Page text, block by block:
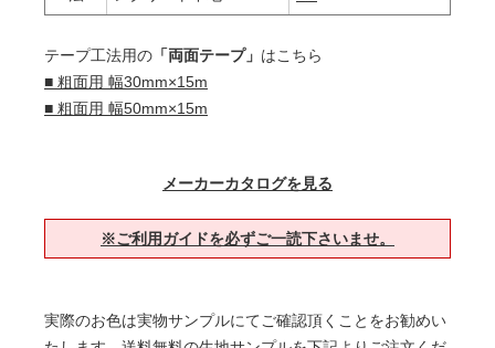
テープ工法用の 「両面テープ」 はこちら
■ 粗面用 幅30mm×15m
■ 粗面用 幅50mm×15m
メーカーカタログを見る
※ご利用ガイドを必ずご一読下さいませ。
実際のお色は実物サンプルにてご確認頂くことをお勧めい